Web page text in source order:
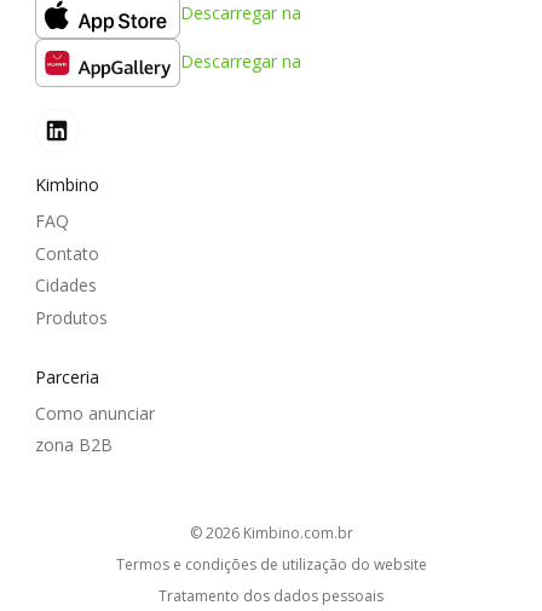
Descarregar na
Descarregar na
Kimbino
FAQ
Contato
Cidades
Produtos
Parceria
Como anunciar
zona B2B
© 2026 kimbino.com.br
Termos e condições de utilização do website
Tratamento dos dados pessoais